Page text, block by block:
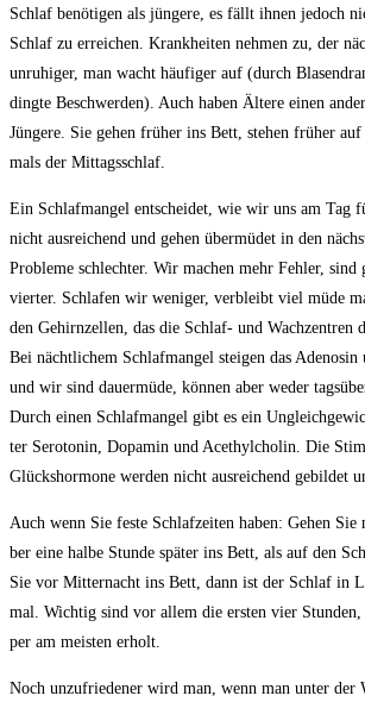
Schlaf benö­ti­gen als jün­ge­re, es fällt ihnen jedoch
Schlaf zu errei­chen. Krank­hei­ten neh­men zu, der
unru­hi­ger, man wacht häu­fi­ger auf (durch
ding­te Beschwer­den). Auch haben Älte­re einen
Jün­ge­re. Sie gehen frü­her ins Bett, ste­hen frü­her
mals der Mittagsschlaf.
Ein Schlaf­man­gel ent­schei­det, wie wir uns am Tag
nicht aus­rei­chend und gehen über­mü­det in den
Pro­ble­me schlech­ter. Wir machen mehr Feh­ler,
vier­ter. Schla­fen wir weni­ger, ver­bleibt viel müde
den Gehirn­zel­len, das die Schlaf- und Wach­zen­tren
Bei nächt­li­chem Schlaf­man­gel stei­gen das
und wir sind dau­er­mü­de, kön­nen aber weder
Durch einen Schlaf­man­gel gibt es ein
ter Sero­to­nin, Dopa­min und Ace­thyl­cho­lin. Die
Glücks­hor­mo­ne wer­den nicht aus­rei­chend gebil­det
Auch wenn Sie fes­te Schlaf­zei­ten haben: Gehen
ber eine hal­be Stun­de spä­ter ins Bett, als auf den
Sie vor Mit­ter­nacht ins Bett, dann ist der Schlaf in
mal. Wich­tig sind vor allem die ers­ten vier
per am meis­ten erholt.
Noch unzu­frie­de­ner wird man, wenn man unter der